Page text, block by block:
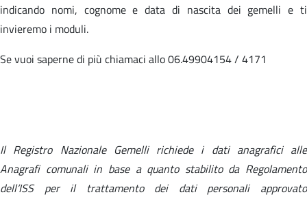
indicando nomi, cognome e data di nascita dei gemelli e ti
invieremo i moduli.
Se vuoi saperne di più chiamaci allo 06.49904154 / 4171
Il Registro Nazionale Gemelli richiede i dati anagrafici alle
Anagrafi comunali in base a quanto stabilito da Regolamento
dell’ISS per il trattamento dei dati personali approvato